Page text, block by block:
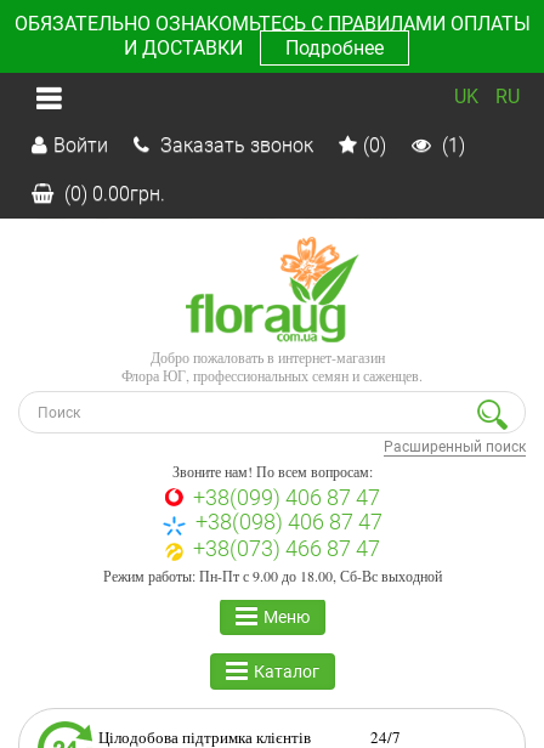
ОБЯЗАТЕЛЬНО ОЗНАКОМЬТЕСЬ С ПРАВИЛАМИ ОПЛАТЫ
И ДОСТАВКИ
Подробнее
UK RU
Войти Заказать звонок (0) (1)
(0) 0.00грн.
Добро пожаловать в интернет-магазин
Флора ЮГ, профессиональных семян и саженцев.
Расширенный поиск
Звоните нам! По всем вопросам:
+38(099) 406 87 47
+38(098) 406 87 47
+38(073) 466 87 47
Режим работы: Пн-Пт с 9.00 до 18.00, Сб-Вс выходной
Меню
Каталог
Цілодобова підтримка клієнтів 24/7